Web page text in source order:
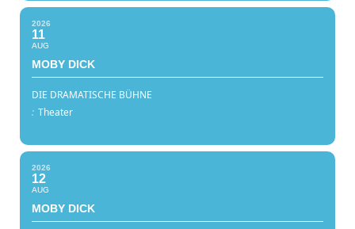
2026
11
AUG
MOBY DICK
DIE DRAMATISCHE BÜHNE
: Theater
2026
12
AUG
MOBY DICK